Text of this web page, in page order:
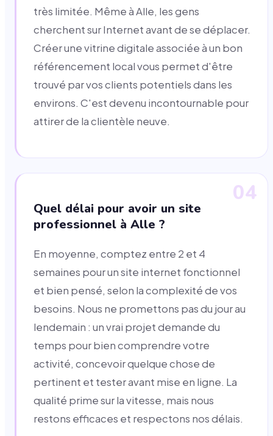
très limitée. Même à Alle, les gens
cherchent sur Internet avant de se déplacer.
Créer une vitrine digitale associée à un bon
référencement local vous permet d'être
trouvé par vos clients potentiels dans les
environs. C'est devenu incontournable pour
attirer de la clientèle neuve.
04
Quel délai pour avoir un site
professionnel à Alle ?
En moyenne, comptez entre 2 et 4
semaines pour un site internet fonctionnel
et bien pensé, selon la complexité de vos
besoins. Nous ne promettons pas du jour au
lendemain : un vrai projet demande du
temps pour bien comprendre votre
activité, concevoir quelque chose de
pertinent et tester avant mise en ligne. La
qualité prime sur la vitesse, mais nous
restons efficaces et respectons nos délais.